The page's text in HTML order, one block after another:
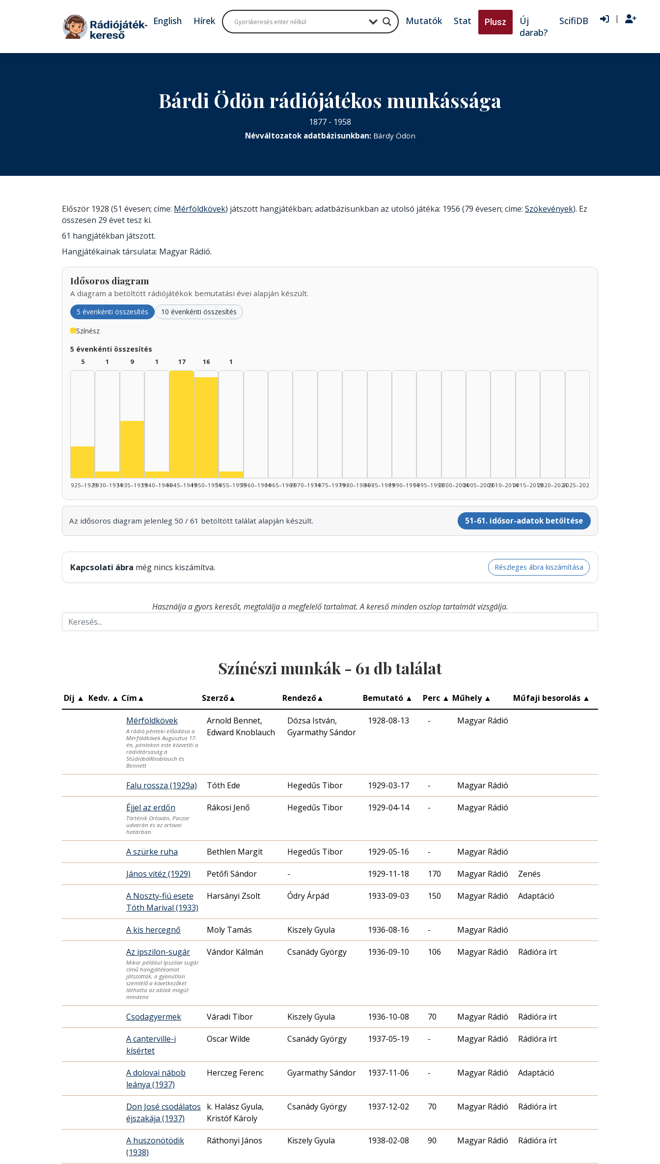
Tovább a tartalomhoz
English Hírek Mutatók Stat Plusz
Új
darab?
ScifiDB |
Bárdi Ödön rádiójátékos munkássága
1877 - 1958
Névváltozatok adatbázisunkban: Bárdy Ödön
Először 1928 (51 évesen; címe: Mérföldkövek) játszott hangjátékban; adatbázisunkban az utolsó játéka: 1956 (79 évesen; címe: Szökevények). Ez
összesen 29 évet tesz ki.
61 hangjátékban játszott.
Hangjátékainak társulata: Magyar Rádió.
Idősoros diagram
A diagram a betöltött rádiójátékok bemutatási évei alapján készült.
5 évenkénti összesítés 10 évenkénti összesítés
Színész
5 évenkénti összesítés
5
1925–1929
1
Színész, 1930–1934: 1
1930–1934
9
1935–1939
1
Színész, 1940–1944: 1
1940–1944
17
1945–1949
16
1950–1954
1
Színész, 1955–1959: 1
1955–19591960–19641965–19691970–19741975–19791980–19841985–19891990–19941995–19992000–20042005–20092010–20142015–20192020–20242025–2026
Az idősoros diagram jelenleg 50 / 61 betöltött találat alapján készült. 51-61. idősor-adatok betöltése
Kapcsolati ábra még nincs kiszámítva. Részleges ábra kiszámítása
Használja a gyors keresőt, megtalálja a megfelelő tartalmat. A kereső minden oszlop tartalmát vizsgálja.
Színészi munkák - 61 db találat
Díj ▲ Kedv. ▲ Cím▲ Szerző▲ Rendező▲ Bemutató ▲ Perc ▲ Műhely ▲ Műfaji besorolás ▲
Mérföldkövek
A rádió pénteki előadása a
Mérföldkövek Augusztus 17-
én, pénteken este közvetíti a
rádiótársaság a
StúdióbólKnoblauch és
Bennett
Arnold Bennet,
Edward Knoblauch
Dózsa István,
Gyarmathy Sándor
1928-08-13 - Magyar Rádió
Falu rossza (1929a) Tóth Ede Hegedűs Tibor 1929-03-17 - Magyar Rádió
Éjjel az erdőn
Történik Ortován, Paczor
udvarán és az ortovai
határban
Rákosi Jenő Hegedűs Tibor 1929-04-14 - Magyar Rádió
A szürke ruha Bethlen Margit Hegedűs Tibor 1929-05-16 - Magyar Rádió
János vitéz (1929) Petőfi Sándor - 1929-11-18 170 Magyar Rádió Zenés
A Noszty-fiú esete
Tóth Marival (1933)
Harsányi Zsolt Ódry Árpád 1933-09-03 150 Magyar Rádió Adaptáció
A kis hercegnő Moly Tamás Kiszely Gyula 1936-08-16 - Magyar Rádió
Az ipszilon-sugár
Mikor például Ipszilon sugár
című hangjátékomat
játszották, a gyanútlan
szemlélő a következőket
láthatta az ablak mögül:
mindene
Vándor Kálmán Csanády György 1936-09-10 106 Magyar Rádió Rádióra írt
Csodagyermek Váradi Tibor Kiszely Gyula 1936-10-08 70 Magyar Rádió Rádióra írt
A canterville-i
kísértet
Oscar Wilde Csanády György 1937-05-19 - Magyar Rádió Rádióra írt
A dolovai nábob
leánya (1937)
Herczeg Ferenc Gyarmathy Sándor 1937-11-06 - Magyar Rádió Adaptáció
Don José csodálatos
éjszakája (1937)
k. Halász Gyula,
Kristóf Károly
Csanády György 1937-12-02 70 Magyar Rádió Rádióra írt
A huszonötödik
(1938)
Ráthonyi János Kiszely Gyula 1938-02-08 90 Magyar Rádió Rádióra írt